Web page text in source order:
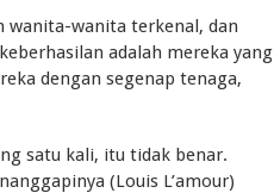
wanita-wanita terkenal, dan
adalah mereka yang
dengan segenap tenaga,
satu kali, itu tidak benar.
(Louis L’amour)